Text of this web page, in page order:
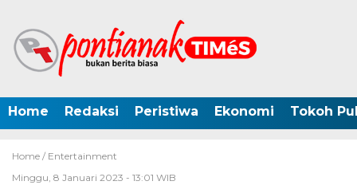
Home Redaksi Peristiwa Ekonomi Tokoh
Home / Entertainment
Minggu, 8 Januari 2023 - 13:01 WIB